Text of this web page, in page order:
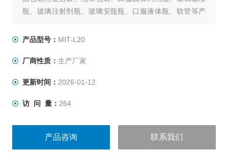
瓶、玻璃注射剂瓶、玻璃安瓿瓶、口服液体瓶、软管等产
产品型号： MIT-L20
厂商性质： 生产厂家
更新时间： 2026-01-12
访 问 量： 264
产品咨询 联系我们